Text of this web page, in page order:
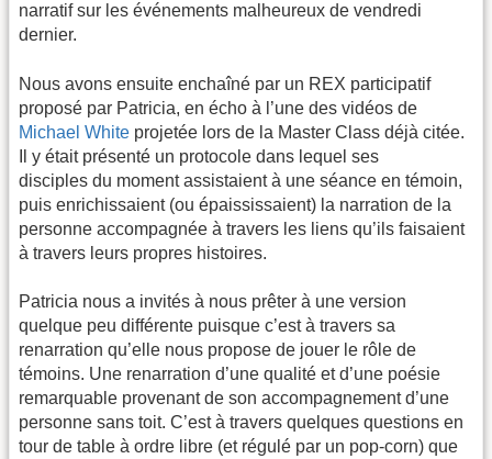
narratif sur les événements malheureux de vendredi
dernier.
Nous avons ensuite enchaîné par un REX participatif
proposé par Patricia, en écho à l’une des vidéos de
Michael White projetée lors de la Master Class déjà citée.
Il y était présenté un protocole dans lequel ses
disciples du moment assistaient à une séance en témoin,
puis enrichissaient (ou épaississaient) la narration de la
personne accompagnée à travers les liens qu’ils faisaient
à travers leurs propres histoires.
Patricia nous a invités à nous prêter à une version
quelque peu différente puisque c’est à travers sa
renarration qu’elle nous propose de jouer le rôle de
témoins. Une renarration d’une qualité et d’une poésie
remarquable provenant de son accompagnement d’une
personne sans toit. C’est à travers quelques questions en
tour de table à ordre libre (et régulé par un pop-corn) que